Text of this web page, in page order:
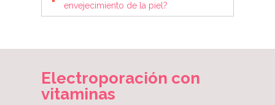
envejecimiento de la piel?
Electroporación con
vitaminas